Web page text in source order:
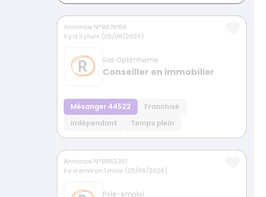
Annonce N°8876159
il y a 3 jours (05/08/2026)
Sas Optimhome
Conseiller en immobilier
Mésanger 44522
Franchisé
Indépendant
Temps plein
Annonce N°8852351
il y a environ 1 mois (25/06/2026)
Pole-emploi